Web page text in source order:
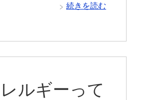
続きを読む
ルギーって